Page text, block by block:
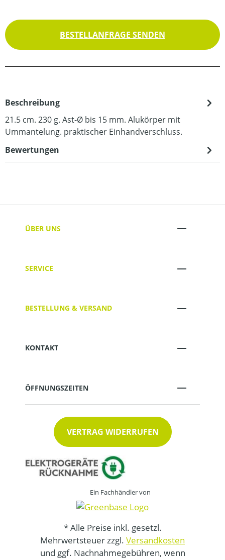
BESTELLANFRAGE SENDEN
Beschreibung
21.5 cm. 230 g. Ast-Ø bis 15 mm. Alukörper mit
Ummantelung. praktischer Einhandverschluss.
Bewertungen
ÜBER UNS
SERVICE
BESTELLUNG & VERSAND
KONTAKT
ÖFFNUNGSZEITEN
VERTRAG WIDERRUFEN
Ein Fachhändler von
* Alle Preise inkl. gesetzl.
Mehrwertsteuer zzgl. Versandkosten
und ggf. Nachnahmegebühren, wenn